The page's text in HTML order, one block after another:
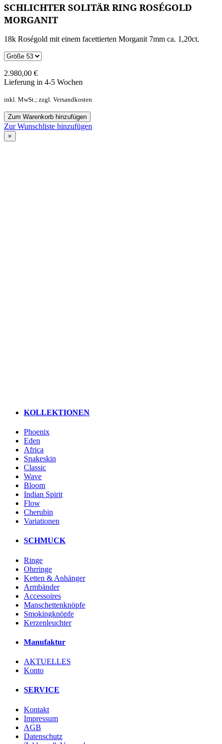
SCHLICHTER SOLITÄR RING ROSÉGOLD
MORGANIT
18k Roségold mit einem facettierten Morganit 7mm ca. 1,20ct.
2.980,00 €
Lieferung in 4-5 Wochen
inkl. MwSt.; zzgl. Versandkosten
Zum Warenkorb hinzufügen
Zur Wunschliste hinzufügen
×
KOLLEKTIONEN
Phoenix
Eden
Africa
Snakeskin
Classic
Wave
Bloom
Indian Spirit
Flow
Cherubin
Variationen
SCHMUCK
Ringe
Ohrringe
Ketten & Anhänger
Armbänder
Accessoires
Manschettenknöpfe
Smokingknöpfe
Kerzenleuchter
Manufaktur
AKTUELLES
Konto
SERVICE
Kontakt
Impressum
AGB
Datenschutz